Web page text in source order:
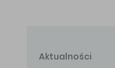
Aktualności